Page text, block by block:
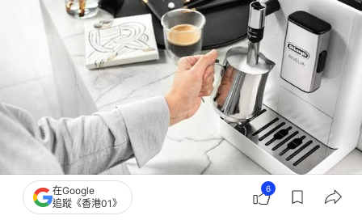
在Google
追蹤《香港01》
6